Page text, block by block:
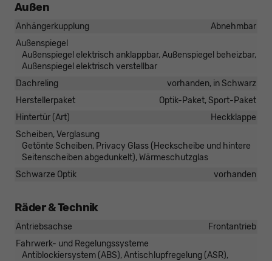
Außen
Anhängerkupplung
Abnehmbar
Außenspiegel
Außenspiegel elektrisch anklappbar, Außenspiegel beheizbar,
Außenspiegel elektrisch verstellbar
Dachreling
vorhanden, in Schwarz
Herstellerpaket
Optik-Paket, Sport-Paket
Hintertür (Art)
Heckklappe
Scheiben, Verglasung
Getönte Scheiben, Privacy Glass (Heckscheibe und hintere
Seitenscheiben abgedunkelt), Wärmeschutzglas
Schwarze Optik
vorhanden
Räder & Technik
Antriebsachse
Frontantrieb
Fahrwerk- und Regelungssysteme
Antiblockiersystem (ABS), Antischlupfregelung (ASR),